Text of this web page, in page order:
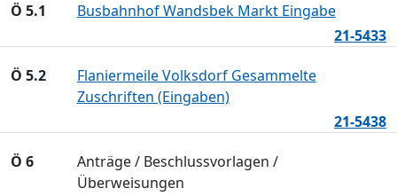
Ö 5.1
Busbahnhof Wandsbek Markt Eingabe
21-5433
Ö 5.2
Flaniermeile Volksdorf Gesammelte
Zuschriften (Eingaben)
21-5438
Ö 6
Anträge / Beschlussvorlagen /
Überweisungen